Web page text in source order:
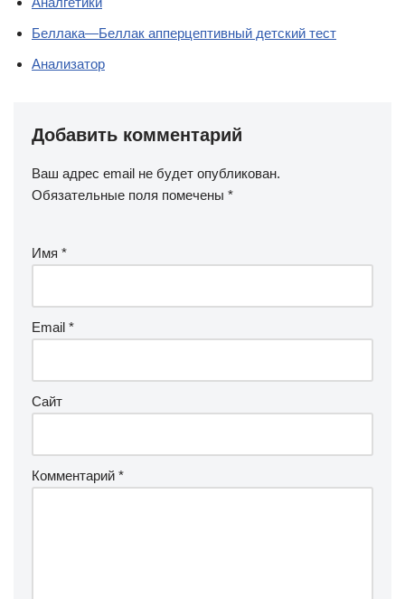
Беллака—Беллак апперцептивный детский тест
Анализатор
Добавить комментарий
Ваш адрес email не будет опубликован.
Обязательные поля помечены *
Имя *
Email *
Сайт
Комментарий *